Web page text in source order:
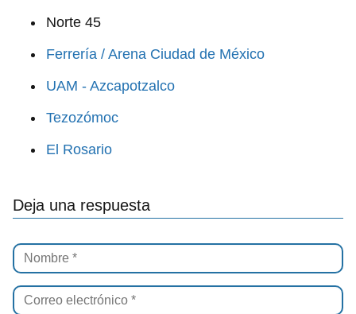
Norte 45
Ferrería / Arena Ciudad de México
UAM - Azcapotzalco
Tezozómoc
El Rosario
Deja una respuesta